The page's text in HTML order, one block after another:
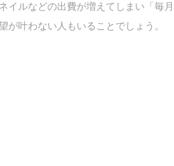
イルなどの出費が増えてしまい「毎月
が叶わない人もいることでしょう。